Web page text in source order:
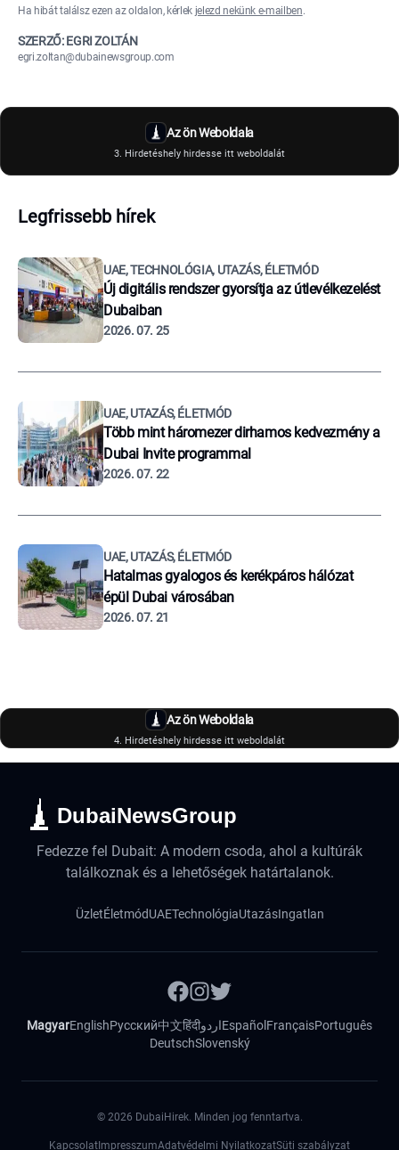
Ha hibát találsz ezen az oldalon, kérlek jelezd nekünk e-mailben.
SZERZŐ: EGRI ZOLTÁN
egri.zoltan@dubainewsgroup.com
Az ön Weboldala
3. Hirdetéshely hirdesse itt weboldalát
Legfrissebb hírek
UAE, TECHNOLÓGIA, UTAZÁS, ÉLETMÓD
Új digitális rendszer gyorsítja az útlevélkezelést
Dubaiban
2026. 07. 25
UAE, UTAZÁS, ÉLETMÓD
Több mint háromezer dirhamos kedvezmény a
Dubai Invite programmal
2026. 07. 22
UAE, UTAZÁS, ÉLETMÓD
Hatalmas gyalogos és kerékpáros hálózat
épül Dubai városában
2026. 07. 21
Az ön Weboldala
4. Hirdetéshely hirdesse itt weboldalát
DubaiNewsGroup
Fedezze fel Dubait: A modern csoda, ahol a kultúrák
találkoznak és a lehetőségek határtalanok.
ÜzletÉletmódUAETechnológiaUtazásIngatlan
MagyarEnglishРусский中文हिंदीاردوEspañol FrançaisPortuguês
DeutschSlovenský
© 2026 DubaiHirek. Minden jog fenntartva.
Kapcsolat ImpresszumAdatvédelmi NyilatkozatSüti szabályzat